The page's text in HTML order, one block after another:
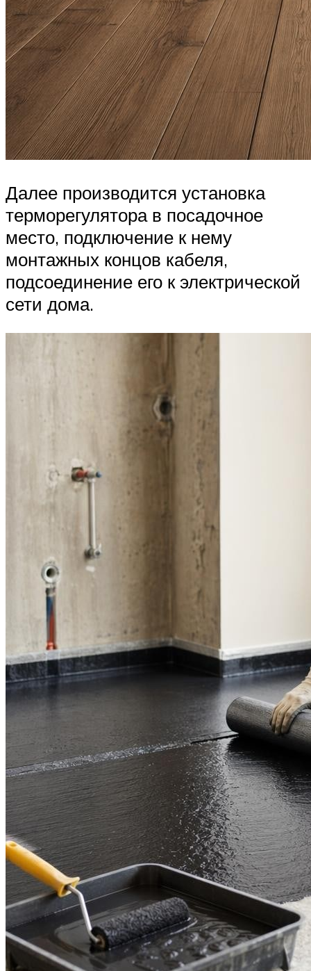
Далее производится установка
терморегулятора в посадочное
место, подключение к нему
монтажных концов кабеля,
подсоединение его к электрической
сети дома.